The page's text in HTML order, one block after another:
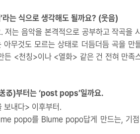
라는 식으로 생각해도 될까요? (웃음)
저는 음악을 본격적으로 공부하고 작곡을
아무것도 모르는 상태로 더듬더듬 곡을 만
든 <천칭>이나 <열화> 같은 건 전혀 만족
る)부터는 ‘post pops’일까요.
보내다> 이후부터.
popo를 Blume popo답게 만드는, 기